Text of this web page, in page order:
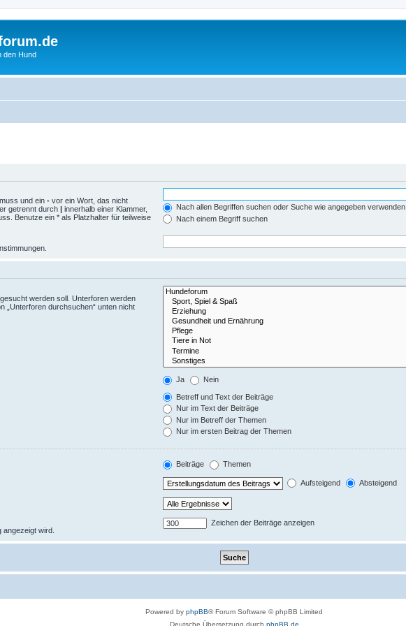
den Hund
und ein - vor ein Wort, das nicht
getrennt durch | innerhalb einer Klammer,
Benutze ein * als Platzhalter für teilweise
Nach allen Begriffen suchen oder Suche wie angegeben verwenden
Nach einem Begriff suchen
werden soll. Unterforen werden
„Unterforen durchsuchen“ unten nicht
Ja Nein
Betreff und Text der Beiträge
Nur im Text der Beiträge
Nur im Betreff der Themen
Nur im ersten Beitrag der Themen
Beiträge Themen
Aufsteigend Absteigend
angezeigt wird.
Zeichen der Beiträge anzeigen
Powered by phpBB® Forum Software © phpBB Limited
Deutsche Übersetzung durch phpBB.de